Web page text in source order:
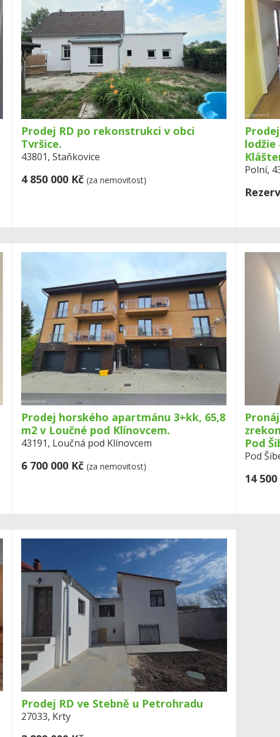
Prodej RD po rekonstrukci v obci
Tvršice.
43801, Staňkovice
4 850 000 Kč (za nemovitost)
lodžie
Polní,
Prodej horského apartmánu 3+kk, 65,8
m2 v Loučné pod Klínovcem.
43191, Loučná pod Klínovcem
6 700 000 Kč (za nemovitost)
Pod
Pod
14 500
Prodej RD ve Stebně u Petrohradu
27033, Krty